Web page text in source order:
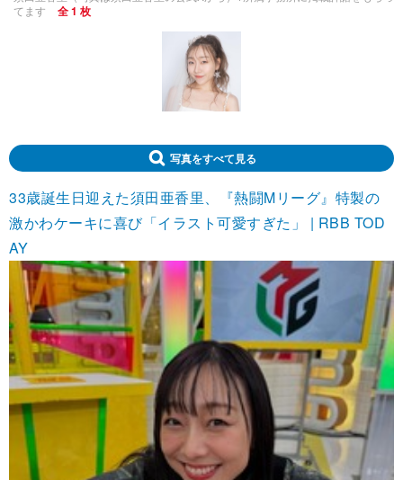
てます
全 1 枚
写真をすべて見る
33歳誕生日迎えた須田亜香里、『熱闘Mリーグ』特製の
激かわケーキに喜び「イラスト可愛すぎた」 | RBB TOD
AY